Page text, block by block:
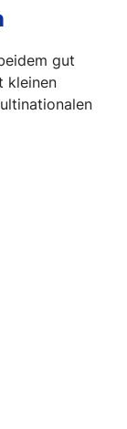
gut
kleinen